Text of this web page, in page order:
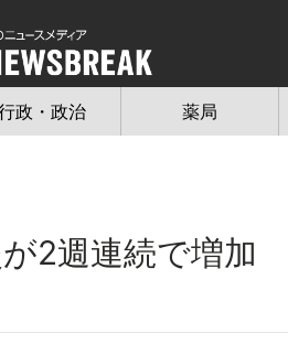
政・政治 薬局
2週連続で増加